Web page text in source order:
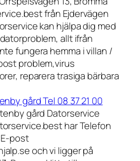
från Ejdervägen
kan hjälpa dig med
allt ifrån
fungera hemma i villan /
problem,virus
reparera trasiga bärbara
gård Tel 08 37 21 00
gård Datorservice
har Telefon
E-post
och vi ligger på